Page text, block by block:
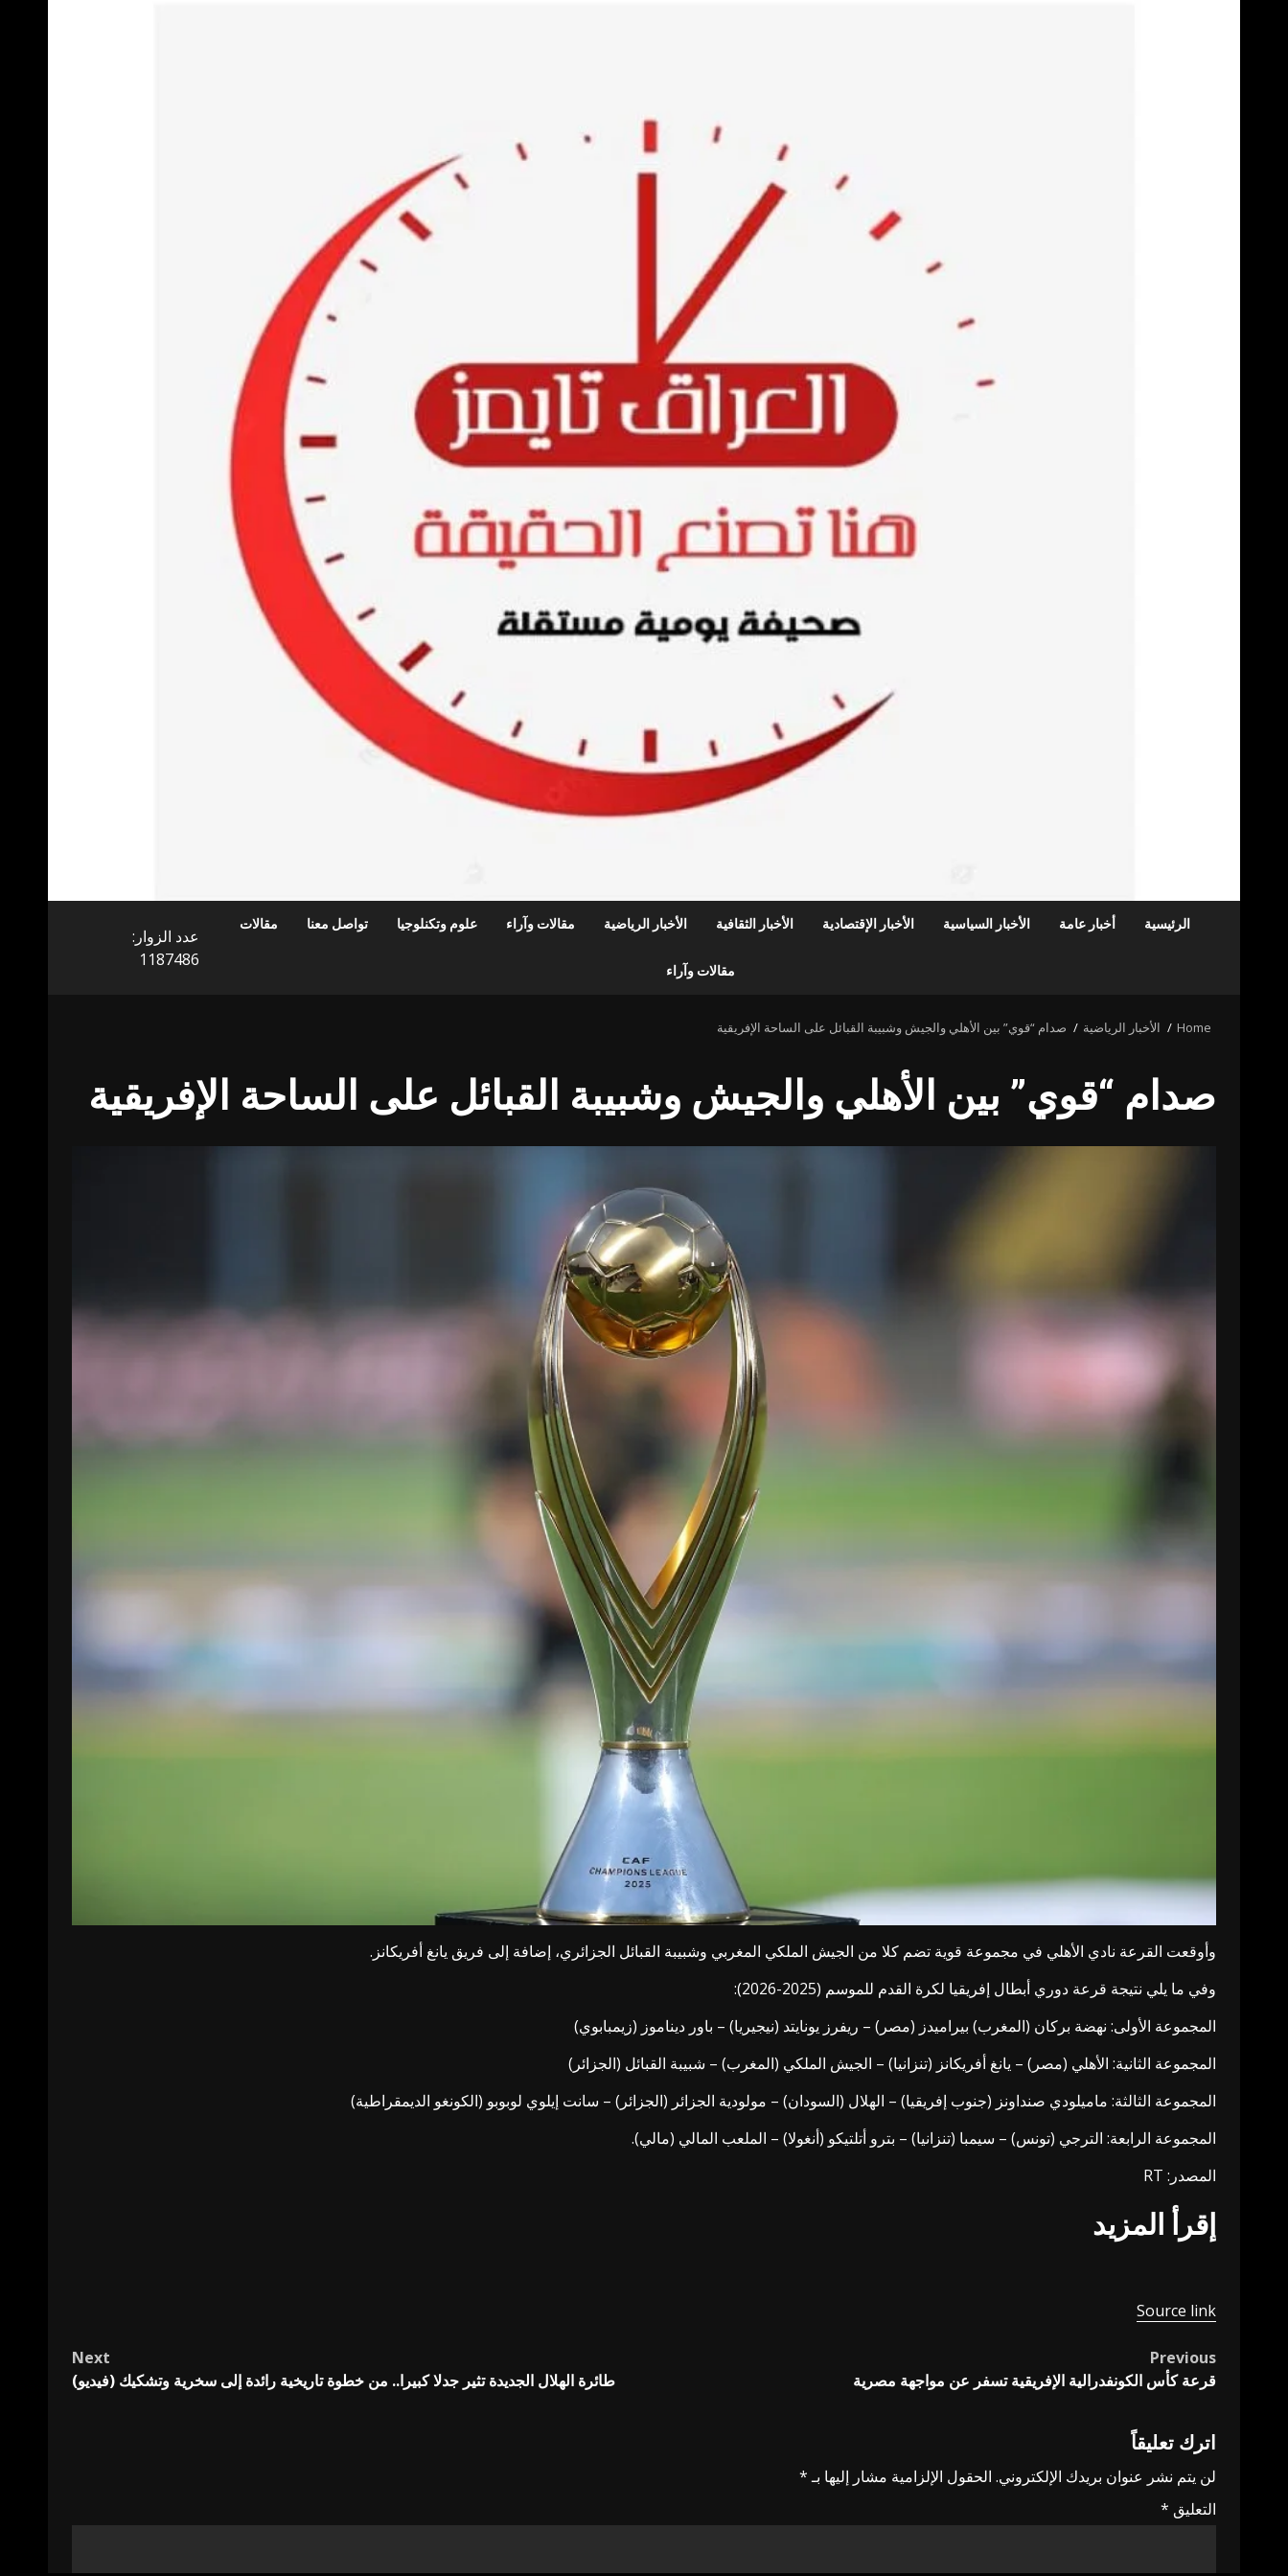
الرئيسية أخبار عامة الأخبار السياسية الأخبار الإقتصادية الأخبار الثقافية الأخبار الرياضية مقالات وآراء علوم وتكنلوجيا تواصل معنا مقالات
مقالات وآراء
عدد الزوار:
1187486
Home الأخبار الرياضية صدام “قوي” بين الأهلي والجيش وشبيبة القبائل على الساحة الإفريقية
صدام “قوي” بين الأهلي والجيش وشبيبة القبائل على الساحة الإفريقية
وأوقعت القرعة نادي الأهلي في مجموعة قوية تضم كلا من الجيش الملكي المغربي وشبيبة القبائل الجزائري، إضافة إلى فريق يانغ أفريكانز.
وفي ما يلي نتيجة قرعة دوري أبطال إفريقيا لكرة القدم للموسم (2025-2026):
المجموعة الأولى: نهضة بركان (المغرب) بيراميدز (مصر) – ريفرز يونايتد (نيجيريا) – باور ديناموز (زيمبابوي)
المجموعة الثانية: الأهلي (مصر) – يانغ أفريكانز (تنزانيا) – الجيش الملكي (المغرب) – شبيبة القبائل (الجزائر)
المجموعة الثالثة: ماميلودي صنداونز (جنوب إفريقيا) – الهلال (السودان) – مولودية الجزائر (الجزائر) – سانت إيلوي لوبوبو (الكونغو الديمقراطية)
المجموعة الرابعة: الترجي (تونس) – سيمبا (تنزانيا) – بترو أتلتيكو (أنغولا) – الملعب المالي (مالي).
المصدر: RT
إقرأ المزيد
Source link
Post
navigation
Previous
قرعة كأس الكونفدرالية الإفريقية تسفر عن مواجهة مصرية
Next
طائرة الهلال الجديدة تثير جدلا كبيرا.. من خطوة تاريخية رائدة إلى سخرية وتشكيك (فيديو)
اترك تعليقاً
لن يتم نشر عنوان بريدك الإلكتروني. الحقول الإلزامية مشار إليها بـ*
التعليق *